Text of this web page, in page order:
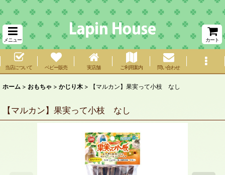
メニュー カート
当店について ベビー販売 実店舗 ご利用案内 問い合わせ
ホーム > おもちゃ > かじり木 > 【マルカン】果実って小枝 なし
【マルカン】果実って小枝 なし